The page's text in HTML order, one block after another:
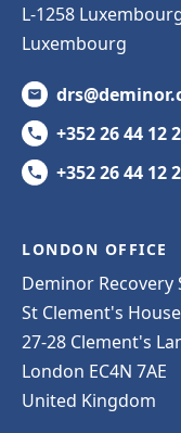
L-1258
Luxembourg
+352 26 44 12
+352 26 44 12
LONDON OFFICE
Deminor Recovery
St Clement's House
27-28 Clement's
London EC4N 7AE
United Kingdom